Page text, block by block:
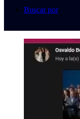
Buscar por